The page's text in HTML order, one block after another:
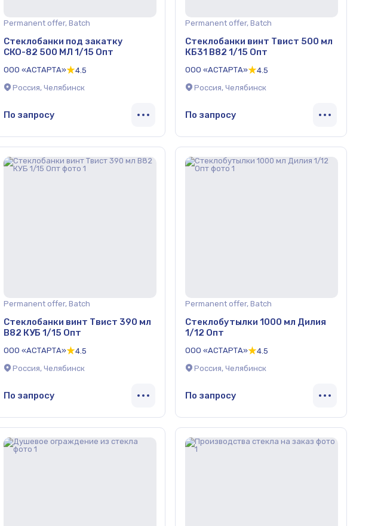
Permanent offer, Batch
Стеклобанки под закатку
СКО-82 500 МЛ 1/15 Опт
ООО «АСТАРТА»
4.5
Россия, Челябинск
По запросу
Permanent offer, Batch
Стеклобанки винт Твист 500 мл
КБ31 В82 1/15 Опт
ООО «АСТАРТА»
4.5
Россия, Челябинск
По запросу
Permanent offer, Batch
Стеклобанки винт Твист 390 мл
В82 КУБ 1/15 Опт
ООО «АСТАРТА»
4.5
Россия, Челябинск
По запросу
Permanent offer, Batch
Стеклобутылки 1000 мл Дилия
1/12 Опт
ООО «АСТАРТА»
4.5
Россия, Челябинск
По запросу